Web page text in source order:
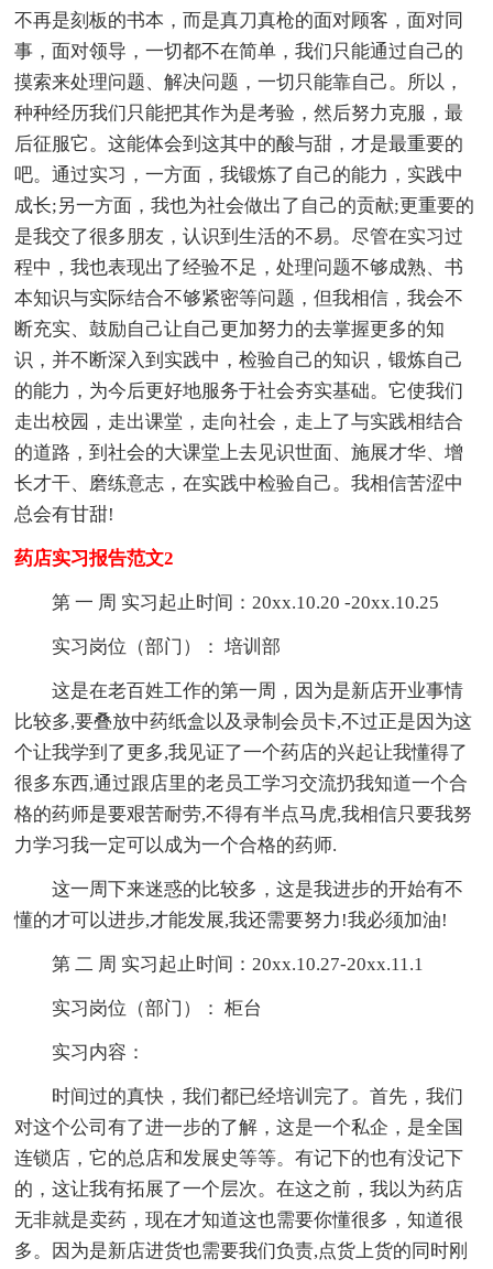
不再是刻板的书本，而是真刀真枪的面对顾客，面对同
事，面对领导，一切都不在简单，我们只能通过自己的
摸索来处理问题、解决问题，一切只能靠自己。所以，
种种经历我们只能把其作为是考验，然后努力克服，最
后征服它。这能体会到这其中的酸与甜，才是最重要的
吧。通过实习，一方面，我锻炼了自己的能力，实践中
成长;另一方面，我也为社会做出了自己的贡献;更重要的
是我交了很多朋友，认识到生活的不易。尽管在实习过
程中，我也表现出了经验不足，处理问题不够成熟、书
本知识与实际结合不够紧密等问题，但我相信，我会不
断充实、鼓励自己让自己更加努力的去掌握更多的知
识，并不断深入到实践中，检验自己的知识，锻炼自己
的能力，为今后更好地服务于社会夯实基础。它使我们
走出校园，走出课堂，走向社会，走上了与实践相结合
的道路，到社会的大课堂上去见识世面、施展才华、增
长才干、磨练意志，在实践中检验自己。我相信苦涩中
总会有甘甜!
药店实习报告范文2
第 一 周 实习起止时间：20xx.10.20 -20xx.10.25
实习岗位（部门）： 培训部
这是在老百姓工作的第一周，因为是新店开业事情
比较多,要叠放中药纸盒以及录制会员卡,不过正是因为这
个让我学到了更多,我见证了一个药店的兴起让我懂得了
很多东西,通过跟店里的老员工学习交流扔我知道一个合
格的药师是要艰苦耐劳,不得有半点马虎,我相信只要我努
力学习我一定可以成为一个合格的药师.
这一周下来迷惑的比较多，这是我进步的开始有不
懂的才可以进步,才能发展,我还需要努力!我必须加油!
第 二 周 实习起止时间：20xx.10.27-20xx.11.1
实习岗位（部门）： 柜台
实习内容：
时间过的真快，我们都已经培训完了。首先，我们
对这个公司有了进一步的了解，这是一个私企，是全国
连锁店，它的总店和发展史等等。有记下的也有没记下
的，这让我有拓展了一个层次。在这之前，我以为药店
无非就是卖药，现在才知道这也需要你懂很多，知道很
多。因为是新店进货也需要我们负责,点货上货的同时刚